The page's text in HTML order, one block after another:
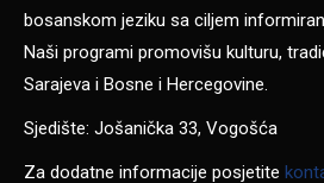
bosanskom jeziku sa ciljem
Naši programi promovišu kulturu,
Sarajeva i Bosne i Hercegovine.
Sjedište: Jošanička 33, Vogošća
Za dodatne informacije posjetite